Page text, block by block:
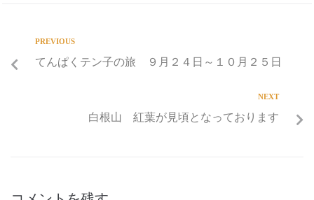
PREVIOUS
てんぱくテン子の旅 ９月２４日～１０月２５日
NEXT
白根山 紅葉が見頃となっております